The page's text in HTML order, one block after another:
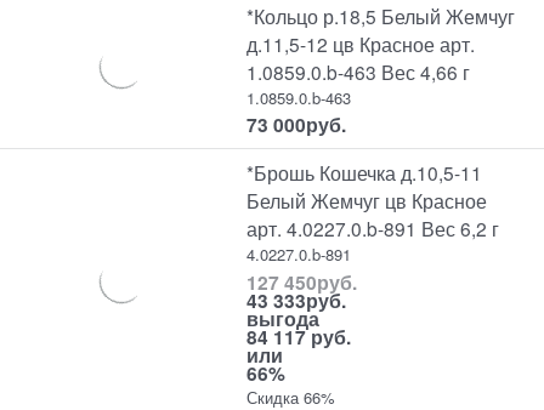
*Кольцо р.18,5 Белый Жемчуг
д.11,5-12 цв Красное арт.
1.0859.0.b-463 Вес 4,66 г
1.0859.0.b-463
73 000руб.
*Брошь Кошечка д.10,5-11
Белый Жемчуг цв Красное
арт. 4.0227.0.b-891 Вес 6,2 г
4.0227.0.b-891
127 450руб.
43 333руб.
выгода
84 117 руб.
или
66%
Скидка 66%